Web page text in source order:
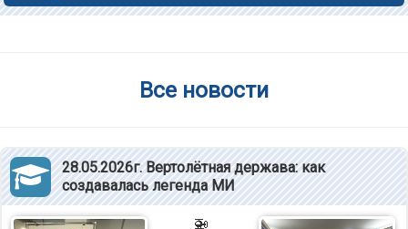
Все новости
28.05.2026г. Вертолётная держава: как
создавалась легенда МИ
🚁